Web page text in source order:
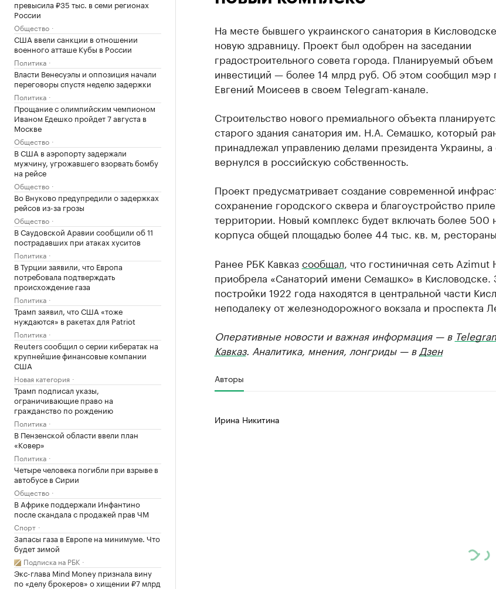
превысила ₽35 тыс. в семи регионах
России
Общество
США ввели санкции в отношении
военного атташе Кубы в России
Политика
Власти Венесуэлы и оппозиция начали
переговоры спустя неделю задержки
Политика
Прощание с олимпийским чемпионом
Иваном Едешко пройдет 7 августа в
Москве
Общество
В США в аэропорту задержали
мужчину, угрожавшего взорвать бомбу
на рейсе
Общество
Во Внуково предупредили о задержках
рейсов из-за грозы
Общество
В Саудовской Аравии сообщили об 11
пострадавших при атаках хуситов
Политика
В Турции заявили, что Европа
потребовала подтверждать
происхождение газа
Политика
Трамп заявил, что США «тоже
нуждаются» в ракетах для Patriot
Политика
Reuters сообщил о серии кибератак на
крупнейшие финансовые компании
США
Новая категория
Трамп подписал указы,
ограничивающие право на
гражданство по рождению
Политика
В Пензенской области ввели план
«Ковер»
Политика
Четыре человека погибли при взрыве в
автобусе в Сирии
Общество
В Африке поддержали Инфантино
после скандала с продажей прав ЧМ
Спорт
Запасы газа в Европе на минимуме. Что
будет зимой
Подписка на РБК
Экс-глава Mind Money признала вину
по «делу брокеров» о хищении ₽7 млрд
На месте бывшего украинского санатория в
новую здравницу. Проект был одобрен на заседании
градостроительного совета города. Планируемый объем
инвестиций — более 14 млрд руб. Об этом сообщил мэр
Евгений Моисеев в своем Telegram-канале.
Строительство нового премиального объекта
старого здания санатория им. Н.А. Семашко, который
принадлежал управлению делами президента Украины, а
вернулся в российскую собственность.
Проект предусматривает создание современной
сохранение городского сквера и благоустройство
территории. Новый комплекс будет включать более 500
корпуса общей площадью более 44 тыс. кв. м,
Ранее РБК Кавказсообщал , что гостиничная сеть Azimut
приобрела «Санаторий имени Семашко» в Кисловодске.
постройки 1922 года находятся в центральной части
неподалеку от железнодорожного вокзала и проспекта
Оперативные новости и важная информация — в
Кавказ. Аналитика, мнения, лонгриды — в Дзен
Авторы
Ирина Никитина